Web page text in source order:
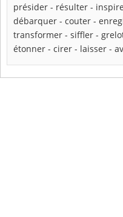
présider - résulter -
débarquer - couter -
transformer - siffler -
étonner - cirer - laisser -